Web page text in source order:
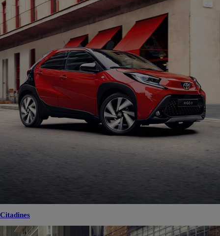
Citadines